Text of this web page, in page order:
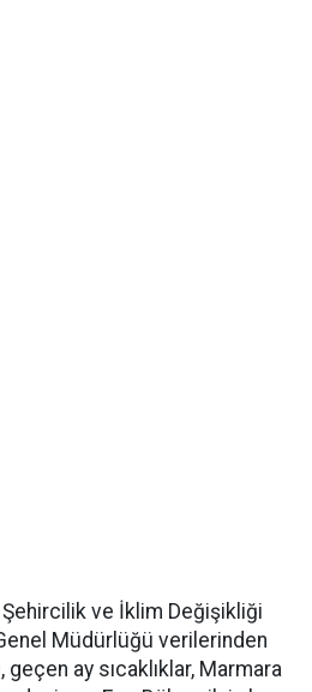
ve İklim Değişikliği
Müdürlüğü verilerinden
ay sıcaklıklar, Marmara